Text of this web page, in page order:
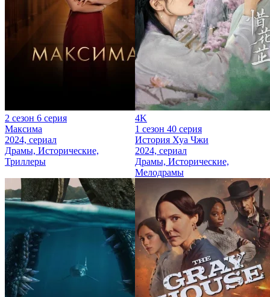
2 сезон 6 серия
Максима
2024, сериал
Драмы, Исторические,
Триллеры
4K
1 сезон 40 серия
История Хуа Чжи
2024, сериал
Драмы, Исторические,
Мелодрамы